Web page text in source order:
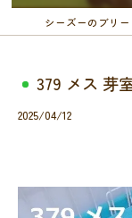
379 メス 芽
2025/04/12